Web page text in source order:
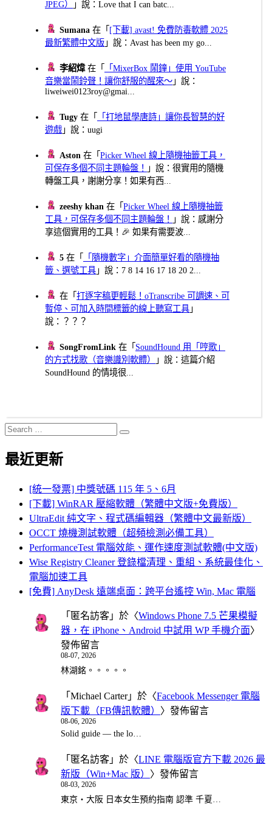
JPEG） 」說：Love that I can batc...
Sumana 在「 [下載] avast! 免費防毒軟體 2025
最新繁體中文版 」說：Avast has been my go...
李紹煒在「
「MixerBox 鬧鐘」使用 YouTube
音樂當鬧鈴聲！讓你舒服的醒來～ 」說：
liweiwei0123roy@gmai...
Tugy 在「
「打地鼠學唐詩」讓你長智慧的好
遊戲 」說：uugi
Aston 在「Picker Wheel 線上隨機抽籤工具，
可保存多個不同主題輪盤！
」說：很實用的隨機
轉盤工具，謝謝分享！如果有西...
zeeshy khan 在「Picker Wheel 線上隨機抽籤
工具，可保存多個不同主題輪盤！
」說：感謝分
享這個實用的工具！🎉 如果有需要波...
5 在「
「隨機數字」介面簡單好看的隨機抽
籤、選號工具 」說：7 8 14 16 17 18 20 2...
在「打逐字稿更輕鬆！oTranscribe 可調速、可
暫停、可加入時間標籤的線上聽寫工具 」
說：？？？
SongFromLink 在「 SoundHound 用「哼歌」
的方式找歌（音樂識別軟體）
」說：這篇介紹
SoundHound 的情境很...
Search
for:
Search
最近更新
[統一發票] 中獎號碼 115 年 5、6月
[下載] WinRAR 壓縮軟體（繁體中文版+免費版）
UltraEdit 純文字、程式碼編輯器（繁體中文最新版）
OCCT 燒機測試軟體（超頻檢測必備工具）
PerformanceTest 電腦效能、運作速度測試軟體(中文版)
Wise Registry Cleaner 登錄檔清理、重組、系統最佳化、
電腦加速工具
[免費] AnyDesk 遠端桌面：跨平台遙控 Win, Mac 電腦
「 匿名訪客 」於〈Windows Phone 7.5 芒果模擬
器，在 iPhone、Android 中試用 WP 手機介面〉
發佈留言
08-07, 2026
林湖銘。。。。。
「 Michael Carter」於〈Facebook Messenger 電腦
版下載（FB傳訊軟體） 〉發佈留言
08-06, 2026
Solid guide — the lo…
「 匿名訪客 」於〈LINE 電腦版官方下載 2026 最
新版（Win+Mac 版） 〉發佈留言
08-03, 2026
東京・大阪 日本女生預約指南 認準 千夏…